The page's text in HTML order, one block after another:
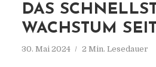
DAS
WACHSTUM
30. Mai 2024 2 Min. Lesedauer